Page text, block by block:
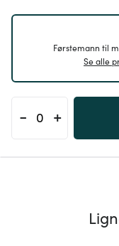
Førstemann til
Se alle
- +